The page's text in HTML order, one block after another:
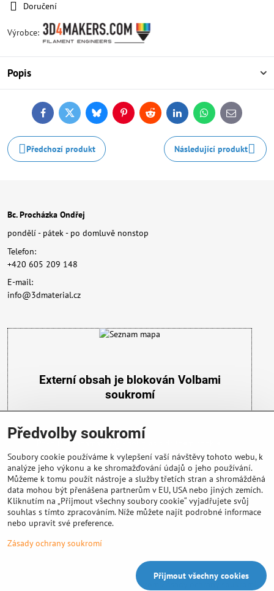
Doručení
Výrobce:
Popis
FacebookTwitterBlueskyPinterestReddit LinkedInWhatsApp
E-
mail
Předchozí produkt Následující produkt
Bc. Procházka Ondřej
pondělí - pátek - po domluvě nonstop
Telefon:
+420 605 209 148
E-mail:
info@3dmaterial.cz
Externí obsah je blokován Volbami
soukromí
Přejete si načíst externí obsah?
Povolit a zapamatovat - souhlas s druhem cookie:
Funkční
Důležité info
Předvolby soukromí Zásady ochrany soukromí
Předvolby soukromí
Soubory cookie používáme k vylepšení vaší návštěvy tohoto webu, k
analýze jeho výkonu a ke shromažďování údajů o jeho používání.
Můžeme k tomu použít nástroje a služby třetích stran a shromážděná
data mohou být přenášena partnerům v EU, USA nebo jiných zemích.
Kliknutím na „Přijmout všechny soubory cookie“ vyjadřujete svůj
souhlas s tímto zpracováním. Níže můžete najít podrobné informace
nebo upravit své preference.
Zásady ochrany soukromí
Přijmout všechny cookies